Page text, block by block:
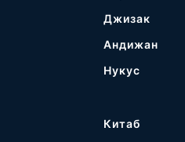
Джизак
Андижан
Нукус
Китаб